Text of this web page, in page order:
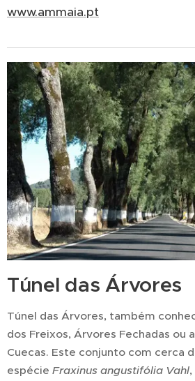
www.ammaia.pt
Túnel das Árvores
Túnel das Árvores, também
dos Freixos, Árvores Fechadas ou
Cuecas. Este conjunto com cerca
espécie Fraxinus angustifólia Vahl